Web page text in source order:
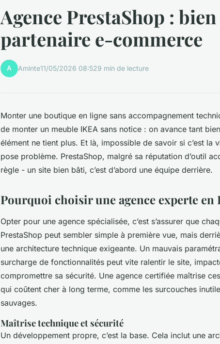
Agence PrestaShop :
partenaire e-commerce
A Aminte11/05/2026 08:529 min de lecture
Monter une boutique en ligne sans accompagnement
de monter un meuble IKEA sans notice : on avance tant
élément ne tient plus. Et là, impossible de savoir si c’est la
pose problème. PrestaShop, malgré sa réputation d’outil
règle - un site bien bâti, c’est d’abord une équipe derrière.
Pourquoi choisir une agence experte en
Opter pour une agence spécialisée, c’est s’assurer que
PrestaShop peut sembler simple à première vue, mais
une architecture technique exigeante. Un mauvais
surcharge de fonctionnalités peut vite ralentir le site,
compromettre sa sécurité. Une agence certifiée maîtrise
qui coûtent cher à long terme, comme les surcouches
sauvages.
Maîtrise technique et sécurité
Un développement propre, c’est la base. Cela inclut une